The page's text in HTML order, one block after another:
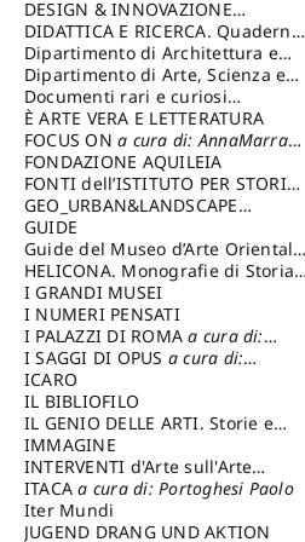
DESIGN & INNOVAZIONE
TECNOLOGICAa cura di: Vallicelli
Andrea
DIDATTICA E RICERCA. Quaderni
della Scuola
Dipartimento di Architettura e
Analisi della Città Mediterranea
Dipartimento di Arte, Scienza e
Tecnica del Costuire
Documenti rari e curiosi
dall'Archivio Segreto
È ARTE VERA E LETTERATURA
FOCUS ONa cura di: AnnaMarra
Contemporanea
FONDAZIONE AQUILEIA
FONTI dell’ISTITUTO PER STORIA
DEL RISORGIMENTO
GEO_URBAN&LANDSCAPE
PLANNING (GULP)
Trusiani Elio
GUIDE
Guide del Museo d’Arte Orientale
“Giuseppe Tucci”
HELICONA. Monografie di Storia
dell'Artea cura di: Gallo Marco
I GRANDI MUSEI
I NUMERI PENSATI
I PALAZZI DI ROMAa cura di:
Ippoliti Alessandro
I SAGGI DI OPUS a cura di:
Scalesse Tommaso
ICARO
IL BIBLIOFILO
IL GENIO DELLE ARTI. Storie e
interpretazione
IMMAGINE
INTERVENTI d'Arte sull'Arte
dedicata alla cultura della
conservazione d’arte
Fondazione Paola Droghetti onlus
ITACAa cura di: Portoghesi Paolo
Iter Mundi
JUGEND DRANG UND AKTION